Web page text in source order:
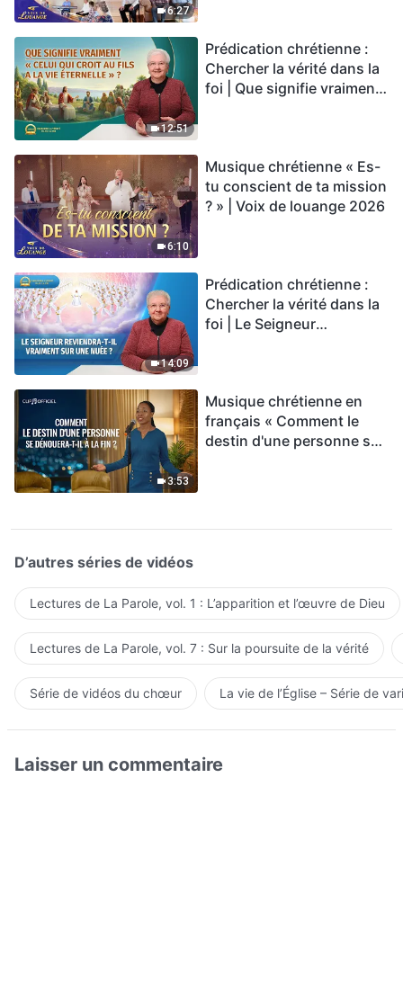
6:27
12:51
Prédication chrétienne :
Chercher la vérité dans la
foi | Que signifie vraiment
6:10
Musique chrétienne « Es-
tu conscient de ta mission
? » | Voix de louange 2026
14:09
Prédication chrétienne :
Chercher la vérité dans la
foi | Le Seigneur
3:53
Musique chrétienne en
français « Comment le
destin d'une personne se
D’autres séries de vidéos
Lectures de La Parole, vol. 1 : L’apparition et l’œuvre de Dieu
Lectures de La Parole, vol. 7 : Sur la poursuite de la vérité
Série de vidéos du chœur La vie de l’Église – Série de
Laisser un commentaire